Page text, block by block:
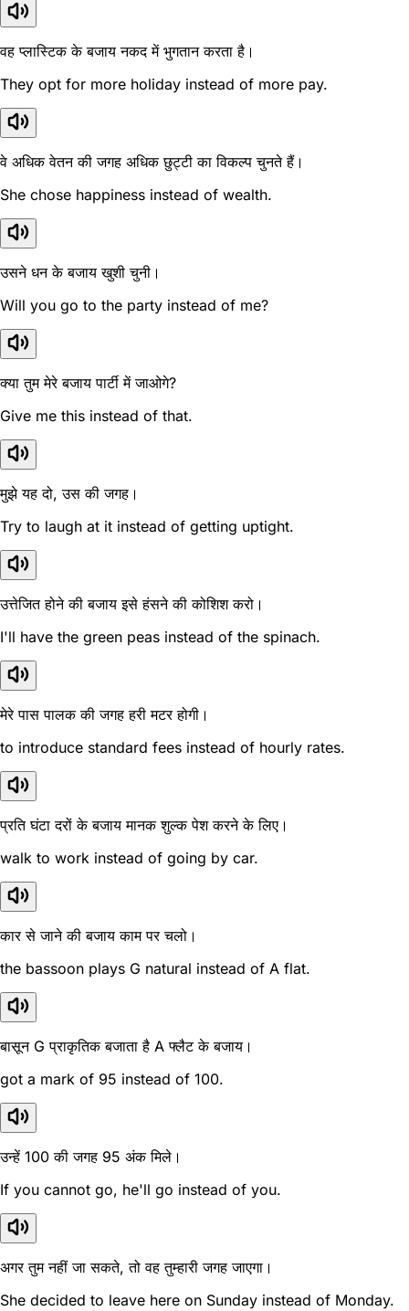
वह प्लास्टिक के बजाय नकद में भुगतान करता है।
They opt for more holiday instead of more pay.
वे अधिक वेतन की जगह अधिक छुट्टी का विकल्प चुनते हैं।
She chose happiness instead of wealth.
उसने धन के बजाय खुशी चुनी।
Will you go to the party instead of me?
क्या तुम मेरे बजाय पार्टी में जाओगे?
Give me this instead of that.
मुझे यह दो, उस की जगह।
Try to laugh at it instead of getting uptight.
उत्तेजित होने की बजाय इसे हंसने की कोशिश करो।
I'll have the green peas instead of the spinach.
मेरे पास पालक की जगह हरी मटर होगी।
to introduce standard fees instead of hourly rates.
प्रति घंटा दरों के बजाय मानक शुल्क पेश करने के लिए।
walk to work instead of going by car.
कार से जाने की बजाय काम पर चलो।
the bassoon plays G natural instead of A flat.
बासून G प्राकृतिक बजाता है A फ्लैट के बजाय।
got a mark of 95 instead of 100.
उन्हें 100 की जगह 95 अंक मिले।
If you cannot go, he'll go instead of you.
अगर तुम नहीं जा सकते, तो वह तुम्हारी जगह जाएगा।
She decided to leave here on Sunday instead of Monday.